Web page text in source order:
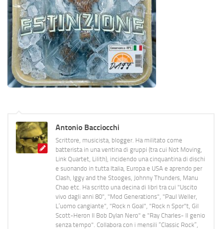
Antonio Bacciocchi
Scrittore, musicista, blogger. Ha militato come
batterista in una ventina di gruppi (tra cui Not Moving,
Link Quartet, Lilith), incidendo una cinquantina di dischi
e suonando in tutta Italia, Europa e USA e aprendo per
Clash, Iggy and the Stooges, Johnny Thunders, Manu
Chao etc. Ha scritto una decina di libri tra cui "Uscito
vivo dagli anni 80", "Mod Generations", "Paul Weller,
L’uomo cangiante", "Rock n Goal", "Rock n Spor"t, Gil
Scott-Heron Il Bob Dylan Nero" e "Ray Charles- Il genio
senza tempo". Collabora con i mensili “Classic Rock”,